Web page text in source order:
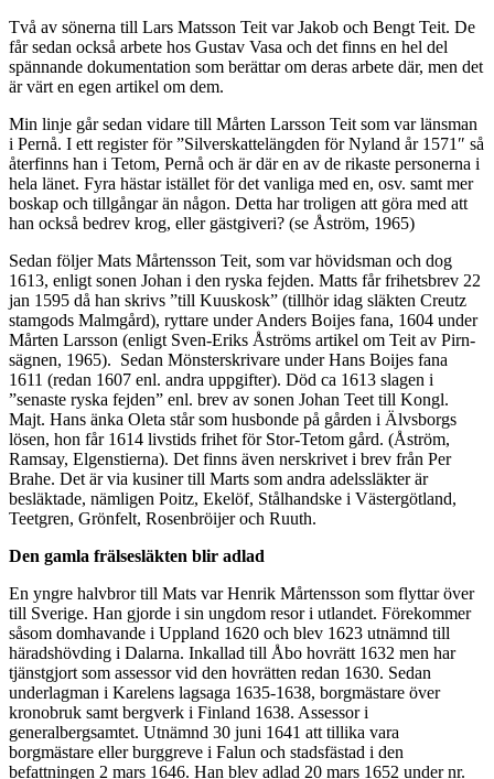
Två av sönerna till Lars Matsson Teit var Jakob och Bengt Teit. De
får sedan också arbete hos Gustav Vasa och det finns en hel del
spännande dokumentation som berättar om deras arbete där, men det
är värt en egen artikel om dem.
Min linje går sedan vidare till Mårten Larsson Teit som var länsman
i Pernå. I ett register för ”Silverskattelängden för Nyland år 1571″ så
återfinns han i Tetom, Pernå och är där en av de rikaste personerna i
hela länet. Fyra hästar istället för det vanliga med en, osv. samt mer
boskap och tillgångar än någon. Detta har troligen att göra med att
han också bedrev krog, eller gästgiveri? (se Åström, 1965)
Sedan följer Mats Mårtensson Teit, som var hövidsman och dog
1613, enligt sonen Johan i den ryska fejden. Matts får frihetsbrev 22
jan 1595 då han skrivs ”till Kuuskosk” (tillhör idag släkten Creutz
stamgods Malmgård), ryttare under Anders Boijes fana, 1604 under
Mårten Larsson (enligt Sven-Eriks Åströms artikel om Teit av Pirn-
sägnen, 1965). Sedan Mönsterskrivare under Hans Boijes fana
1611 (redan 1607 enl. andra uppgifter). Död ca 1613 slagen i
”senaste ryska fejden” enl. brev av sonen Johan Teet till Kongl.
Majt. Hans änka Oleta står som husbonde på gården i Älvsborgs
lösen, hon får 1614 livstids frihet för Stor-Tetom gård. (Åström,
Ramsay, Elgenstierna). Det finns även nerskrivet i brev från Per
Brahe. Det är via kusiner till Marts som andra adelssläkter är
besläktade, nämligen Poitz, Ekelöf, Stålhandske i Västergötland,
Teetgren, Grönfelt, Rosenbröijer och Ruuth.
Den gamla frälsesläkten blir adlad
En yngre halvbror till Mats var Henrik Mårtensson som flyttar över
till Sverige. Han gjorde i sin ungdom resor i utlandet. Förekommer
såsom domhavande i Uppland 1620 och blev 1623 utnämnd till
häradshövding i Dalarna. Inkallad till Åbo hovrätt 1632 men har
tjänstgjort som assessor vid den hovrätten redan 1630. Sedan
underlagman i Karelens lagsaga 1635-1638, borgmästare över
kronobruk samt bergverk i Finland 1638. Assessor i
generalbergsamtet. Utnämnd 30 juni 1641 att tillika vara
borgmästare eller burggreve i Falun och stadsfästad i den
befattningen 2 mars 1646. Han blev adlad 20 mars 1652 under nr.